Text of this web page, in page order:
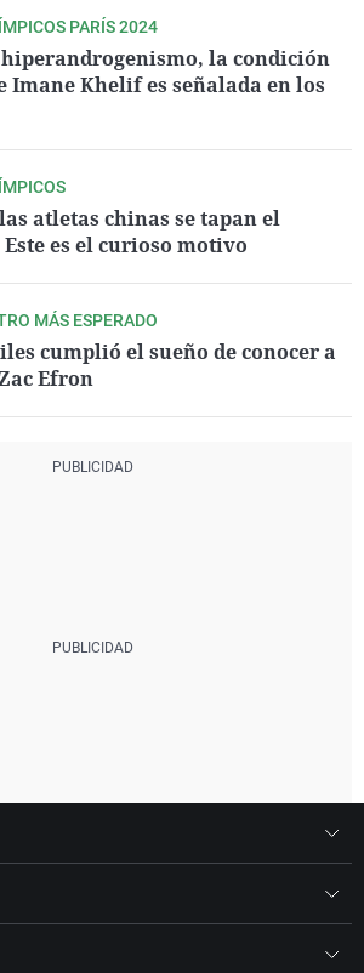
PARÍS 2024
hiperandrogenismo, la condición
Imane Khelif es señalada en los
atletas chinas se tapan el
es el curioso motivo
MÁS ESPERADO
cumplió el sueño de conocer a
Efron